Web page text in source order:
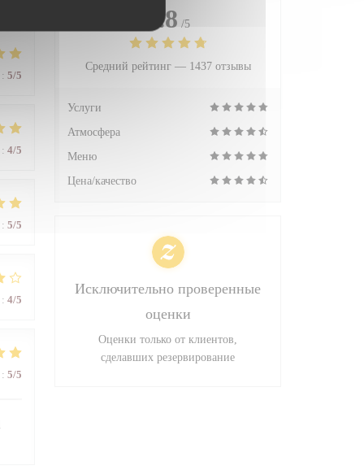
: 5/5
: 4/5
: 5/5
: 4/5
: 5/5
4.8 /5
Средний рейтинг — 1437 отзывы
Услуги
Атмосфера
Меню
Цена/качество
Исключительно проверенные
оценки
Оценки только от клиентов,
сделавших резервирование